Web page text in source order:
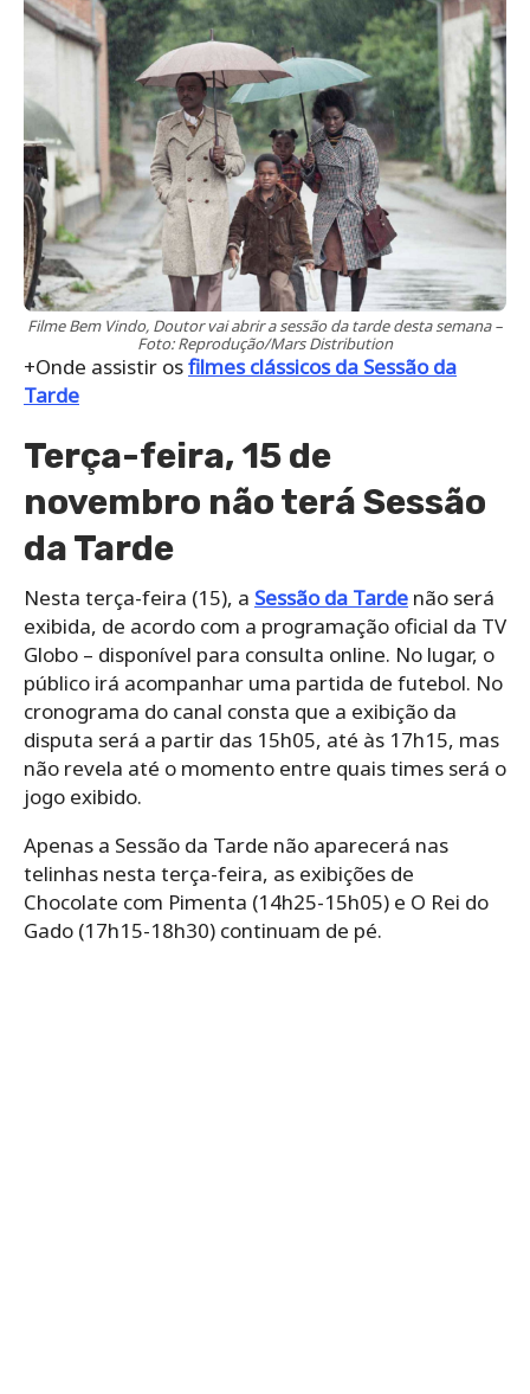
Filme Bem Vindo, Doutor vai abrir a sessão da tarde desta semana –
Foto: Reprodução/Mars Distribution
+Onde assistir osfilmes clássicos da Sessão da
Tarde
Terça-feira, 15 de
novembro não terá Sessão
da Tarde
Nesta terça-feira (15), a Sessão da Tarde não será
exibida, de acordo com a programação oficial da TV
Globo – disponível para consulta online. No lugar, o
público irá acompanhar uma partida de futebol. No
cronograma do canal consta que a exibição da
disputa será a partir das 15h05, até às 17h15, mas
não revela até o momento entre quais times será o
jogo exibido.
Apenas a Sessão da Tarde não aparecerá nas
telinhas nesta terça-feira, as exibições de
Chocolate com Pimenta (14h25-15h05) e O Rei do
Gado (17h15-18h30) continuam de pé.